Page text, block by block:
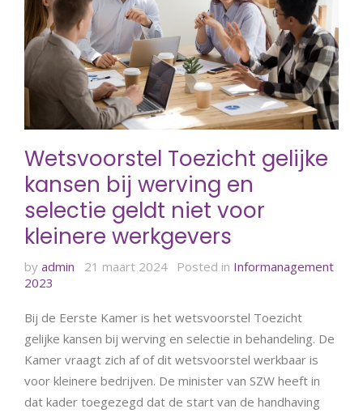
Wetsvoorstel Toezicht gelijke
kansen bij werving en
selectie geldt niet voor
kleinere werkgevers
by admin 21 maart 2024 Posted in Informanagement
2023
Bij de Eerste Kamer is het wetsvoorstel Toezicht
gelijke kansen bij werving en selectie in behandeling. De
Kamer vraagt zich af of dit wetsvoorstel werkbaar is
voor kleinere bedrijven. De minister van SZW heeft in
dat kader toegezegd dat de start van de handhaving